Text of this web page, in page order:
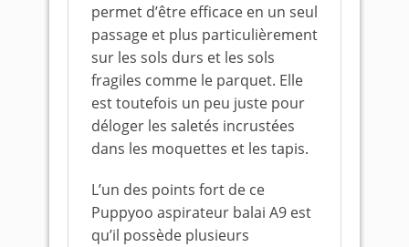
permet d’être efficace en un seul
passage et plus particulièrement
sur les sols durs et les sols
fragiles comme le parquet. Elle
est toutefois un peu juste pour
déloger les saletés incrustées
dans les moquettes et les tapis.
L’un des points fort de ce
Puppyoo aspirateur balai A9 est
qu’il possède plusieurs